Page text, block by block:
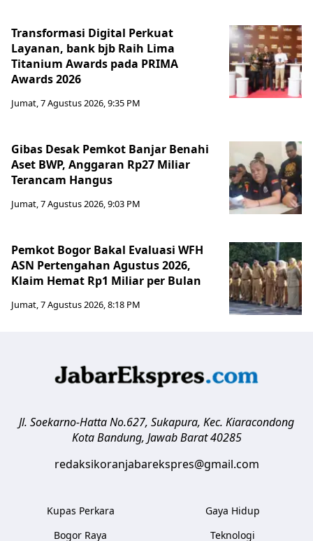
Transformasi Digital Perkuat
Layanan, bank bjb Raih Lima
Titanium Awards pada PRIMA
Awards 2026
Jumat, 7 Agustus 2026, 9:35 PM
Gibas Desak Pemkot Banjar Benahi
Aset BWP, Anggaran Rp27 Miliar
Terancam Hangus
Jumat, 7 Agustus 2026, 9:03 PM
Pemkot Bogor Bakal Evaluasi WFH
ASN Pertengahan Agustus 2026,
Klaim Hemat Rp1 Miliar per Bulan
Jumat, 7 Agustus 2026, 8:18 PM
Jl. Soekarno-Hatta No.627, Sukapura, Kec. Kiaracondong
Kota Bandung, Jawab Barat 40285
redaksikoranjabarekspres@gmail.com
Kupas Perkara
Bogor Raya
Gaya Hidup
Teknologi